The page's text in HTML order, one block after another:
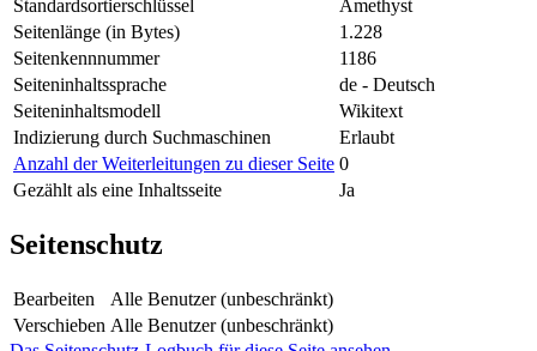
Standardsortierschlüssel
Amethyst
Seitenlänge (in Bytes)
1.228
Seitenkennnummer
1186
Seiteninhaltssprache
de - Deutsch
Seiteninhaltsmodell
Wikitext
Indizierung durch Suchmaschinen
Erlaubt
Anzahl der Weiterleitungen zu dieser Seite 0
Gezählt als eine Inhaltsseite
Ja
Seitenschutz
Bearbeiten
Alle Benutzer (unbeschränkt)
Verschieben Alle Benutzer (unbeschränkt)